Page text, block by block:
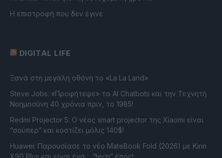
Η επιστροφή που δεν έγινε
DIGITAL LIFE
Ξανά στη μεγάλη οθόνη το «La La Land»
Steve Jobs: «Προφήτεψε» τα AI Chatbots και την Τεχνητή
Νοημοσύνη 40 χρόνια πριν, το 1985!
Redmi Projector 5: Ο νέος smart projector της Xiaomi είναι
“σούπερ” και κοστίζει μόλις 140$!
Huawei: Παρουσίασε το νέο MateBook Fold (2026) με Kirin
X90 Plus και είναι ένα… “tech” έπος!